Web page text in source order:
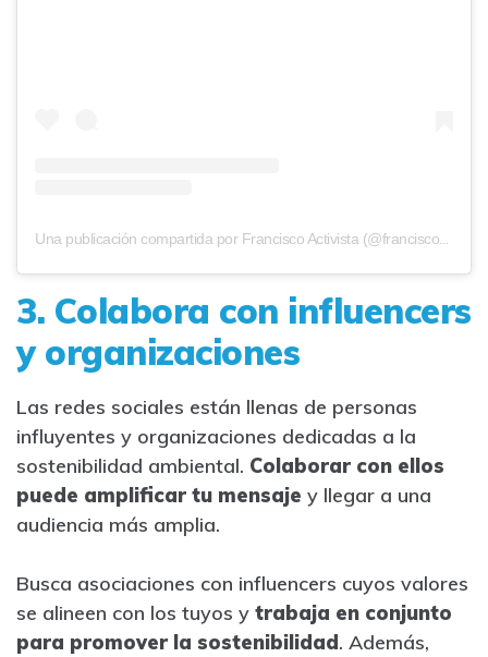
Una publicación compartida por Francisco Activista (@franciscoactivista)
3. Colabora con influencers
y organizaciones
Las redes sociales están llenas de personas
influyentes y organizaciones dedicadas a la
sostenibilidad ambiental. Colaborar con ellos
puede amplificar tu mensaje y llegar a una
audiencia más amplia.
Busca asociaciones con influencers cuyos valores
se alineen con los tuyos y trabaja en conjunto
para promover la sostenibilidad. Además,